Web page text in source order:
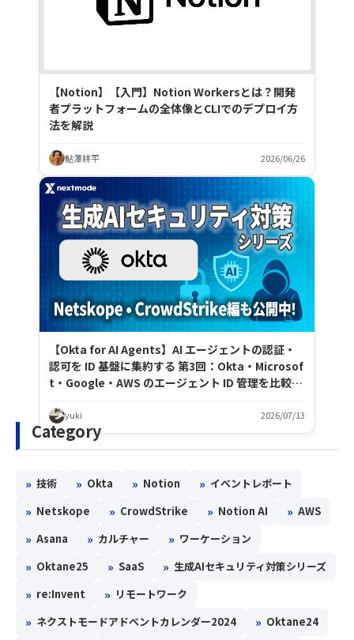
【Notion】【入門】Notion Workersとは？開発
者プラットフォームの全体像とCLIでのデプロイ方
法を解説
鮎澤耕平 2026/06/26
【Okta for AI Agents】AI エージェントの認証・
認可を ID 基盤に集約する 第3回：Okta・Microsof
t・Google・AWS のエージェント ID 管理を比較す
yuki 2026/07/13
Category
» 技術 » Okta » Notion » イベントレポート
» Netskope » CrowdStrike » Notion AI » AWS
» Asana » カルチャー » ワーケーション
» Oktane25 » SaaS » 生成AIセキュリティ対策シリーズ
» re:Invent » リモートワーク
» ネクストモードアドベントカレンダー2024 » Oktane24